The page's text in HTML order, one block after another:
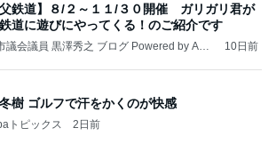
父鉄道】８/２～１１/３０開催 ガリガリ君が
道に遊びにやってくる！のご紹介です
議会議員 黒澤秀之 ブログ Powered by Ame
10日前
樹 ゴルフで汗をかくのが快感
トピックス 2日前